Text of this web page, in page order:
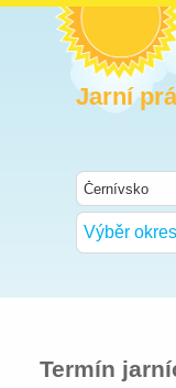
Jarní
Výběr
Termín